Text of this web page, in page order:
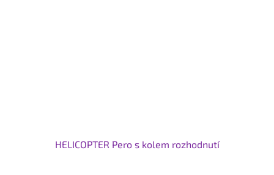
HELICOPTER Pero s kolem rozhodnutí